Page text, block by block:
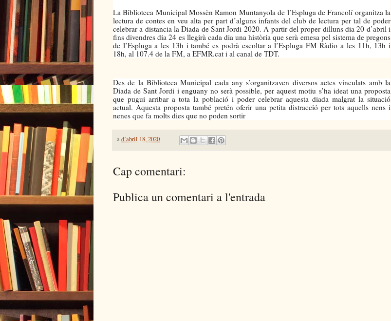
La Biblioteca Municipal Mossèn Ramon Muntanyola de l’Espluga de Francolí organitza la
lectura de contes en veu alta per part d’alguns infants del club de lectura per tal de poder
celebrar a distancia la Diada de Sant Jordi 2020. A partir del proper dilluns dia 20 d’abril i
fins divendres dia 24 es llegirà cada dia una història que serà emesa pel sistema de pregons
de l’Espluga a les 13h i també es podrà escoltar a l’Espluga FM Ràdio a les 11h, 13h i
18h, al 107.4 de la FM, a EFMR.cat i al canal de TDT.
Des de la Biblioteca Municipal cada any s’organitzaven diversos actes vinculats amb la
Diada de Sant Jordi i enguany no serà possible, per aquest motiu s’ha ideat una proposta
que pugui arribar a tota la població i poder celebrar aquesta diada malgrat la situació
actual. Aquesta proposta també pretén oferir una petita distracció per tots aquells nens i
nenes que fa molts dies que no poden sortir
ad’abril 18, 2020
Cap comentari:
Publica un comentari a l'entrada